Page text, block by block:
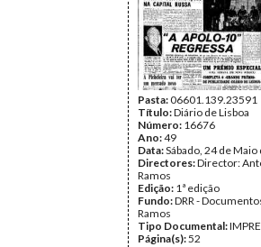
Pasta:06601.139.23591
Título:Diário de Lisboa
Número: 16676
Ano:49
Data:Sábado, 24 de
Directores:Director:
Ramos
Edição: 1ª edição
Fundo:DRR -
Ramos
Tipo Documental:
Página(s):52